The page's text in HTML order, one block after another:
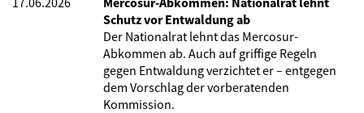
Schutz vor Entwaldung ab
Der Nationalrat lehnt das Mercosur-
Abkommen ab. Auch auf griffige Regeln
gegen Entwaldung verzichtet er – entgegen
dem Vorschlag der vorberatenden
Kommission.